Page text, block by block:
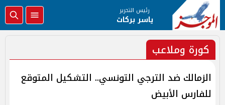
رئيس التحرير
ياسر بركات
كورة وملاعب
الزمالك ضد الترجي التونسي.. التشكيل المتوقع
للفارس الأبيض